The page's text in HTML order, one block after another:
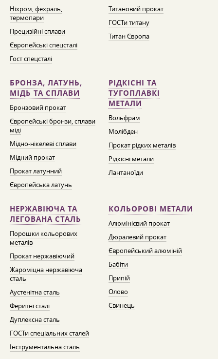
Ніхром, фехраль,
термопари
Прецизійні сплави
Європейські спецсталі
Гост спецсталі
Титановий прокат
ГОСТи титану
Титан Європа
БРОНЗА, ЛАТУНЬ,
МІДЬ ТА СПЛАВИ
Бронзовий прокат
Європейські бронзи, сплави
міді
Мідно-нікелеві сплави
Мідний прокат
Прокат латунний
Європейська латунь
РІДКІСНІ ТА
ТУГОПЛАВКІ
МЕТАЛИ
Вольфрам
Молібден
Прокат рідких металів
Рідкісні метали
Лантаноїди
НЕРЖАВІЮЧА ТА
ЛЕГОВАНА СТАЛЬ
Порошки кольорових
металів
Прокат нержавіючий
Жароміцна нержавіюча
сталь
Аустенітна сталь
Феритні сталі
Дуплексна сталь
ГОСТи спеціальних сталей
Інструментальна сталь
КОЛЬОРОВІ МЕТАЛИ
Алюмінієвий прокат
Дюралевий прокат
Європейський алюміній
Бабіти
Припій
Олово
Свинець